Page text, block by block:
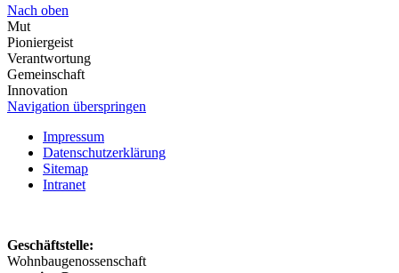
Nach oben
Mut
Pioniergeist
Verantwortung
Gemeinschaft
Innovation
Navigation überspringen
Impressum
Datenschutzerklärung
Sitemap
Intranet
Geschäftstelle:
Wohnbaugenossenschaft